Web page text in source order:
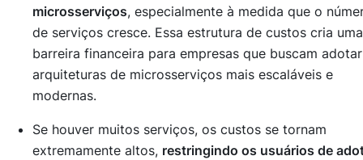
microsserviços, especialmente à medida que o
de serviços cresce. Essa estrutura de custos cria uma
barreira financeira para empresas que buscam adotar
arquiteturas de microsserviços mais escaláveis e
modernas.
Se houver muitos serviços, os custos se tornam
extremamente altos, restringindo os usuários de